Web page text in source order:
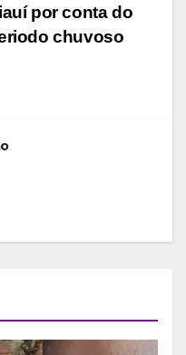
por conta do
chuvoso